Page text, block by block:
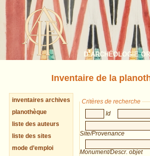
d’archéologie
Inventaire de la
inventaires archives
planothèque
liste des auteurs
liste des sites
mode d’emploi
Critères de recherche
Id
Site/Provenance
Monument/Descr. objet